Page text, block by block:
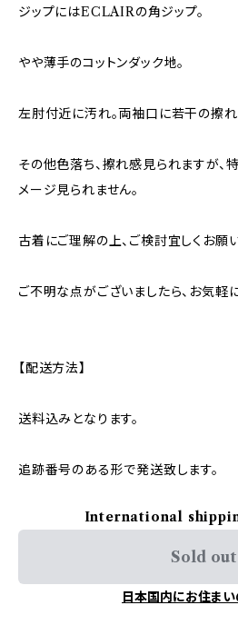
ジップにはECLAIRの角ジップ。
やや薄手のコットンダック地。
左肘付近に汚れ。両袖口に若干の擦れ
その他色落ち、擦れ感見られますが、
メージ見られません。
古着にご理解の上、ご検討宜しくお願
ご不明な点がございましたら、お気軽
【配送方法】
送料込みとなります。
追跡番号のある形で発送致します。
International
Sold out
日本国内にお住ま